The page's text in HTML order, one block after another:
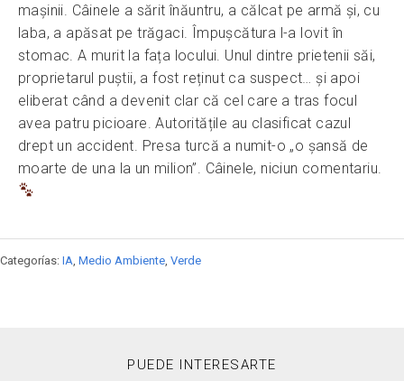
mașinii. Câinele a sărit înăuntru, a călcat pe armă și, cu
laba, a apăsat pe trăgaci. Împușcătura l-a lovit în
stomac. A murit la fața locului. Unul dintre prietenii săi,
proprietarul puștii, a fost reținut ca suspect… și apoi
eliberat când a devenit clar că cel care a tras focul
avea patru picioare. Autoritățile au clasificat cazul
drept un accident. Presa turcă a numit-o „o șansă de
moarte de una la un milion”. Câinele, niciun comentariu.
Categorías: IA Medio Ambiente Verde
PUEDE INTERESARTE